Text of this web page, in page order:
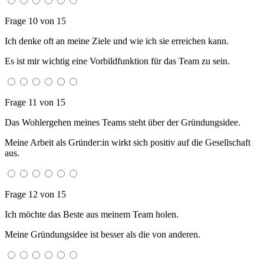
Frage 10 von 15
Ich denke oft an meine Ziele und wie ich sie erreichen kann.
Es ist mir wichtig eine Vorbildfunktion für das Team zu sein.
Frage 11 von 15
Das Wohlergehen meines Teams steht über der Gründungsidee.
Meine Arbeit als Gründer:in wirkt sich positiv auf die Gesellschaft
aus.
Frage 12 von 15
Ich möchte das Beste aus meinem Team holen.
Meine Gründungsidee ist besser als die von anderen.